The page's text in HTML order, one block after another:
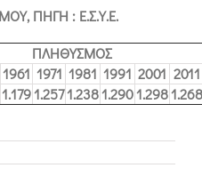
ΠΗΓΗ : Ε.Σ.Υ.Ε.
ΠΛΗΘΥΣΜΟΣ
1961 1971 1981 1991 2001 2011
1.1791.2571.2381.2901.2981.268